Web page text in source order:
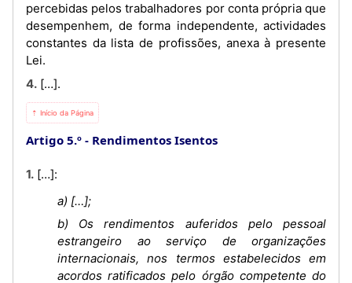
percebidas pelos trabalhadores por conta própria que
desempenhem, de forma independente, actividades
constantes da lista de profissões, anexa à presente
Lei.
4. […].
⇡ Início da Página
Artigo 5.º Rendimentos Isentos
1. […]:
a) […];
b) Os rendimentos auferidos pelo pessoal
estrangeiro ao serviço de organizações
internacionais, nos termos estabelecidos em
acordos ratificados pelo órgão competente do